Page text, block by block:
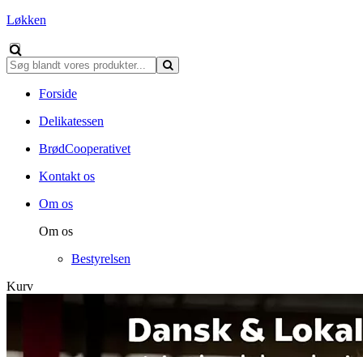
Løkken
Forside
Delikatessen
BrødCooperativet
Kontakt os
Om os
Om os
Bestyrelsen
Kurv